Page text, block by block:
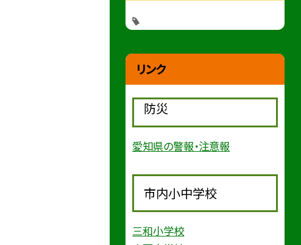
リンク
防災
愛知県の警報・注意報
市内小中学校
三和小学校